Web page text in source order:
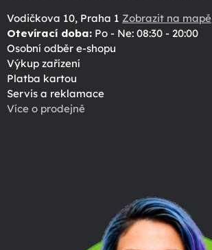
Vodičkova 10, Praha 1 Zobrazit na mapě
Otevírací doba: Po - Ne: 08:30 - 20:00
Osobní odběr e-shopu
Výkup zařízení
Platba kartou
Servis a reklamace
Více o prodejně